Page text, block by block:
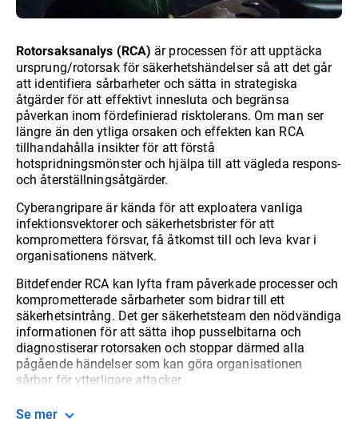
Rotorsaksanalys (RCA) är processen för att upptäcka
ursprung/rotorsak för säkerhetshändelser så att det går
att identifiera sårbarheter och sätta in strategiska
åtgärder för att effektivt innesluta och begränsa
påverkan inom fördefinierad risktolerans. Om man ser
längre än den ytliga orsaken och effekten kan RCA
tillhandahålla insikter för att förstå
hotspridningsmönster och hjälpa till att vägleda respons-
och återställningsåtgärder.
Cyberangripare är kända för att exploatera vanliga
infektionsvektorer och säkerhetsbrister för att
kompromettera försvar, få åtkomst till och leva kvar i
organisationens nätverk.
Bitdefender RCA kan lyfta fram påverkade processer och
komprometterade sårbarheter som bidrar till ett
säkerhetsintrång. Det ger säkerhetsteam den nödvändiga
informationen för att sätta ihop pusselbitarna och
diagnostiserar rotorsaken och stoppar därmed alla
pågående händelser som kan göra organisationen
sårbar för ytterligare attacker.
Se mer